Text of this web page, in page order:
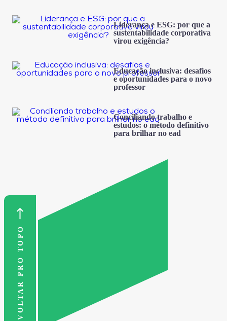
Liderança e ESG: por que a
sustentabilidade corporativa
virou exigência?
Educação inclusiva: desafios
e oportunidades para o novo
professor
Conciliando trabalho e
estudos: o método definitivo
para brilhar no ead
VOLTAR PRO TOPO